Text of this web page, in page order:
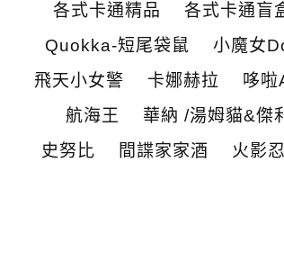
各式卡通精品
各式卡通盲
Quokka-短尾袋鼠
小魔女
飛天小女警
卡娜赫拉 哆啦
航海王
華納 /湯姆貓&傑
史努比
間諜家家酒 火影